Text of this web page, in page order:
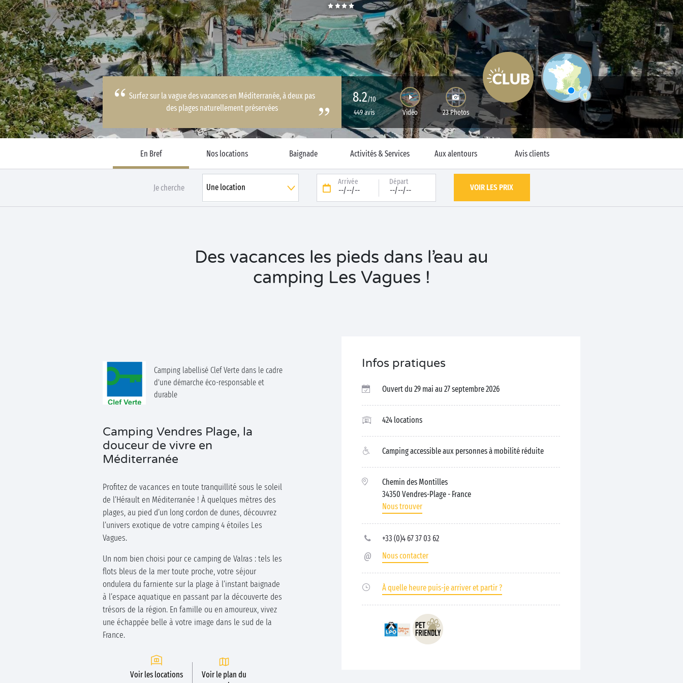
Surfez sur la vague des vacances en Méditerranée, à deux pas
des plages naturellement préservées
8.2/10
449 avis
Vidéo 23 Photos
En Bref Nos locations Baignade Activités & Services Aux alentours Avis clients
Je cherche
Arrivée
--/--/--
Départ
--/--/-- VOIR LES PRIX
Des vacances les pieds dans l’eau au
camping Les Vagues !
Camping labellisé Clef Verte dans le cadre
d'une démarche éco-responsable et
durable
Camping Vendres Plage, la
douceur de vivre en
Méditerranée
Profitez de vacances en toute tranquillité sous le soleil
de l’Hérault en Méditerranée ! À quelques mètres des
plages, au pied d’un long cordon de dunes, découvrez
l’univers exotique de votre camping 4 étoiles Les
Vagues.
Un nom bien choisi pour ce camping de Valras : tels les
flots bleus de la mer toute proche, votre séjour
ondulera du farniente sur la plage à l’instant baignade
à l’espace aquatique en passant par la découverte des
trésors de la région. En famille ou en amoureux, vivez
une échappée belle à votre image dans le sud de la
France.
Voir les locations
Voir le plan du
Infos pratiques
Ouvert du 29 mai au 27 septembre 2026
424 locations
Camping accessible aux personnes à mobilité réduite
Chemin des Montilles
34350 Vendres-Plage- France
Nous trouver
+33 (0)4 67 37 03 62
Nous contacter
À quelle heure puis-je arriver et partir ?
Business Village by Sandaya